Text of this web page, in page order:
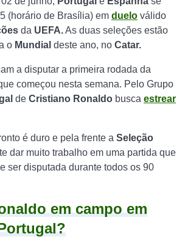
(horário de Brasília) em duelo válido
da UEFA.As duas seleções estão
o Mundial deste ano, no Catar.
a disputar a primeira rodada da
começou nesta semana. Pelo Grupo
de Cristiano Ronaldo busca estrear
é duro e pela frente a Seleção
dar muito trabalho em uma partida que
ser disputada durante todos os 90
em campo em